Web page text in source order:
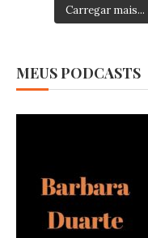
Carregar mais...
MEUS PODCASTS